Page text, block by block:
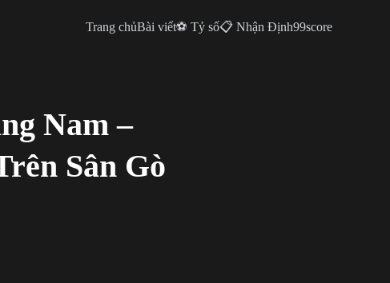
Trang chủBài viết⚽ Tỷ số📋 Nhận Định99score
Nam –
Sân Gò